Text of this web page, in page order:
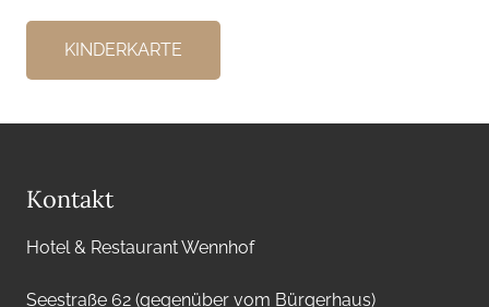
KINDERKARTE
Kontakt
Hotel & Restaurant Wennhof
Seestraße 62 (gegenüber vom Bürgerhaus)